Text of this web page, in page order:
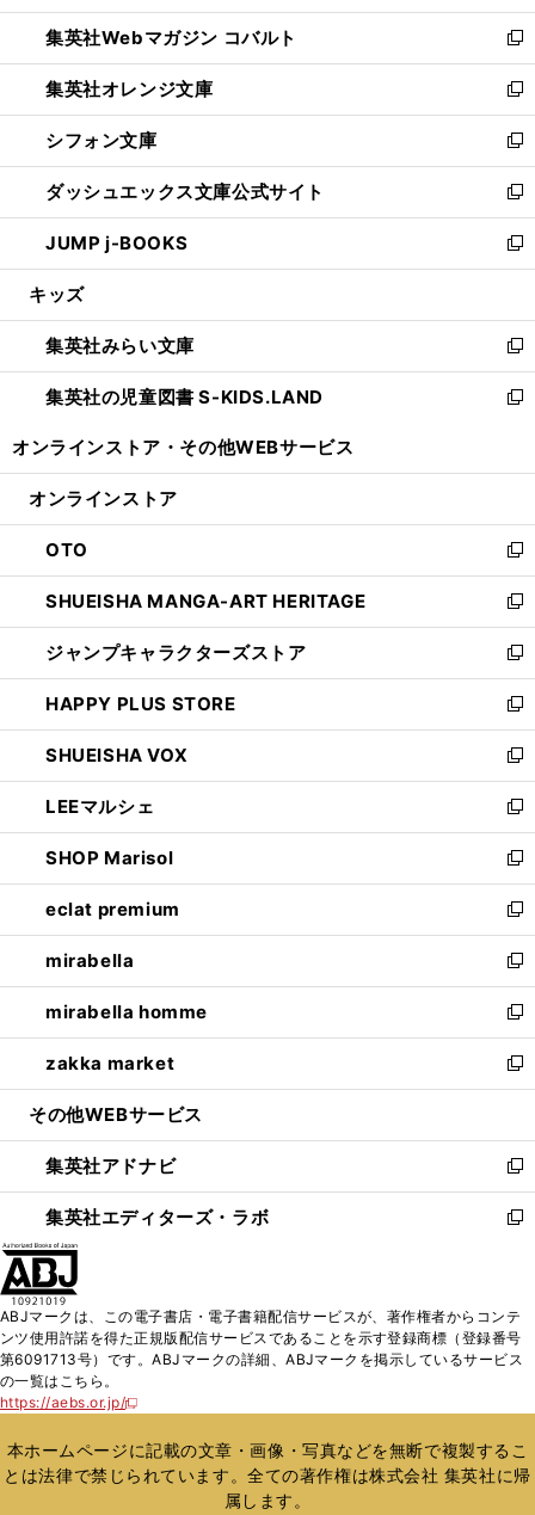
開
く
ウ
で
開
く
ン
ド
ウ
で
開
く
ウ
ィ
ン
ド
ウ
で
開
く
集英社Webマガジン コバルト
新
し
い
ウ
ィ
ン
ド
ウ
で
開
集英社オレンジ文庫
新
し
い
ウ
ィ
ン
ド
ウ
開
く
シフォン文庫
新
し
い
ウ
ィ
ン
ウ
で
開
く
ダッシュエックス文庫公式サイト
新
し
い
ウ
ン
ド
ウ
で
JUMP j-BOOKS
新
し
ウ
ィ
ン
ド
開
キッズ
集英社みらい文庫
新
し
い
ン
ウ
で
開
く
集英社の児童図書 S-KIDS.LAND
新
ウ
ン
ド
ウ
で
開
く
オンラインストア・ その他WEBサービス
オンラインストア
OTO
新
し
い
ウ
ィ
ン
ド
ウ
で
開
く
SHUEISHA MANGA-ART HERITAGE
新
し
い
ウ
ィ
ン
ド
ウ
で
開
く
ジャンプキャラクターズストア
新
し
い
ウ
ィ
ン
ド
ウ
で
開
く
HAPPY PLUS STORE
新
し
い
ウ
ィ
ン
ド
ウ
で
開
く
SHUEISHA VOX
新
し
い
ウ
ィ
ン
ド
ウ
で
開
く
LEEマルシェ
新
し
い
ウ
ィ
ン
ド
ウ
で
開
く
SHOP Marisol
新
し
い
ウ
ィ
ン
ド
ウ
で
開
eclat premium
新
し
い
ウ
ィ
ン
ド
ウ
開
く
mirabella
新
し
い
ウ
ィ
ン
ウ
で
開
く
mirabella homme
新
し
い
ウ
ン
ド
ウ
で
zakka market
新
し
ウ
ィ
ン
ド
く
その他WEBサービス
集英社アドナビ
新
し
い
ド
ウ
で
集英社エディターズ・ラボ
新
ィ
ン
ド
開
く
ABJマークは、この電子書店・電子書籍配信サービスが、著作権者からコンテ
ンツ使用許諾を得た正規版配信サービスであることを示す登録商標（登録番号
第6091713号）です。ABJマークの詳細、ABJマークを掲示しているサービス
の一覧はこちら。
https://aebs.or.jp/
新
い
ウ
ィ
本ホームページに記載の文章・画像・写真などを無断で複製するこ
とは法律で禁じられています。全ての著作権は株式会社 集英社に帰
属します。